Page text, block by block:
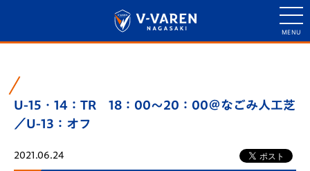
U-15・14：TR 18：00～20：00＠なごみ人工芝
／U-13：オフ
2021.06.24